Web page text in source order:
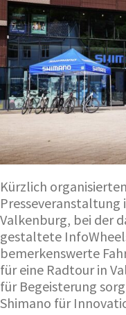
Kürzlich
Presseveranstaltung
Valkenburg, bei der
gestaltete
bemerkenswerte
für eine Radtour in
für Begeisterung
Shimano für